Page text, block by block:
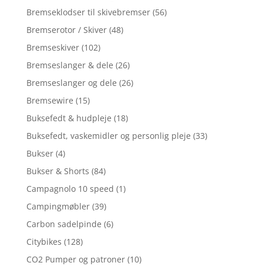
Bremseklodser til skivebremser (56)
Bremserotor / Skiver (48)
Bremseskiver (102)
Bremseslanger & dele (26)
Bremseslanger og dele (26)
Bremsewire (15)
Buksefedt & hudpleje (18)
Buksefedt, vaskemidler og personlig pleje (33)
Bukser (4)
Bukser & Shorts (84)
Campagnolo 10 speed (1)
Campingmøbler (39)
Carbon sadelpinde (6)
Citybikes (128)
CO2 Pumper og patroner (10)